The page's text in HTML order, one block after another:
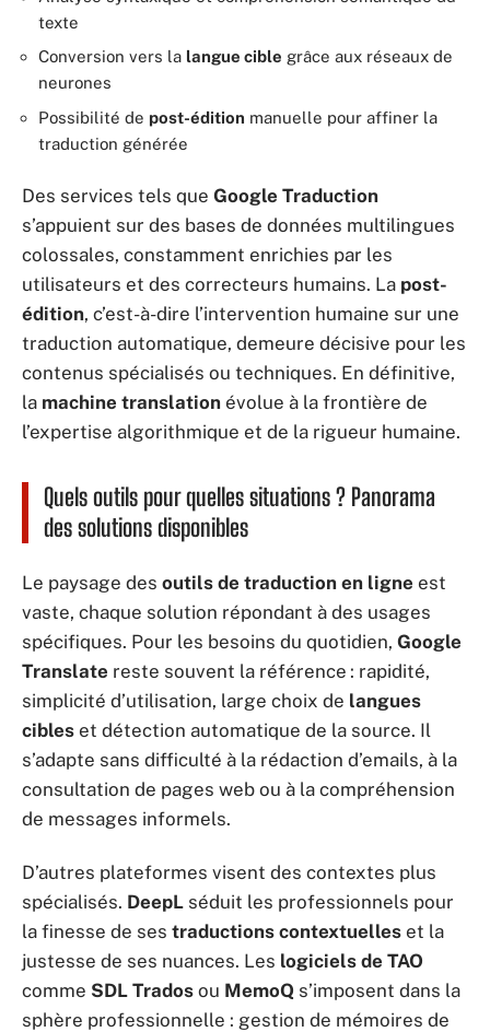
texte
Conversion vers la langue cible grâce aux réseaux de
neurones
Possibilité de post-édition manuelle pour affiner la
traduction générée
Des services tels que Google Traduction
s’appuient sur des bases de données multilingues
colossales, constamment enrichies par les
utilisateurs et des correcteurs humains. La post-
édition, c’est-à-dire l’intervention humaine sur une
traduction automatique, demeure décisive pour les
contenus spécialisés ou techniques. En définitive,
la machine translation évolue à la frontière de
l’expertise algorithmique et de la rigueur humaine.
Quels outils pour quelles situations ? Panorama
des solutions disponibles
Le paysage des outils de traduction en ligne est
vaste, chaque solution répondant à des usages
spécifiques. Pour les besoins du quotidien, Google
Translate reste souvent la référence : rapidité,
simplicité d’utilisation, large choix de langues
cibles et détection automatique de la source. Il
s’adapte sans difficulté à la rédaction d’emails, à la
consultation de pages web ou à la compréhension
de messages informels.
D’autres plateformes visent des contextes plus
spécialisés. DeepL séduit les professionnels pour
la finesse de ses traductions contextuelles et la
justesse de ses nuances. Les logiciels de TAO
comme SDL Trados ou MemoQ s’imposent dans la
sphère professionnelle : gestion de mémoires de